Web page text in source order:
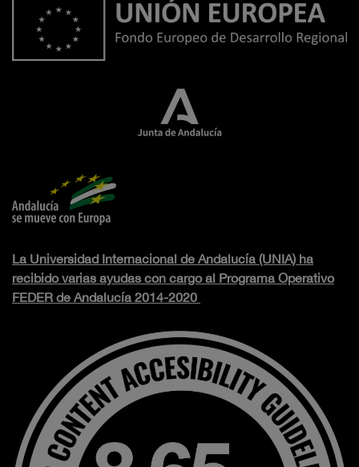
La Universidad Internacional de Andalucía (UNIA) ha
recibido varias ayudas con cargo al Programa Operativo
FEDER de Andalucía 2014-2020